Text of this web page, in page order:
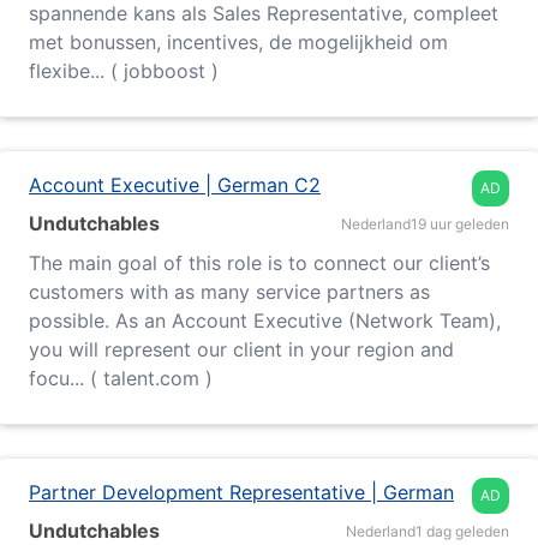
spannende kans als Sales Representative, compleet
met bonussen, incentives, de mogelijkheid om
flexibe... ( jobboost )
AD
Account Executive | German C2
Undutchables
Nederland19 uur geleden
The main goal of this role is to connect our client’s
customers with as many service partners as
possible. As an Account Executive (Network Team),
you will represent our client in your region and
focu... ( talent.com )
AD
Partner Development Representative | German
Undutchables
Nederland1 dag geleden